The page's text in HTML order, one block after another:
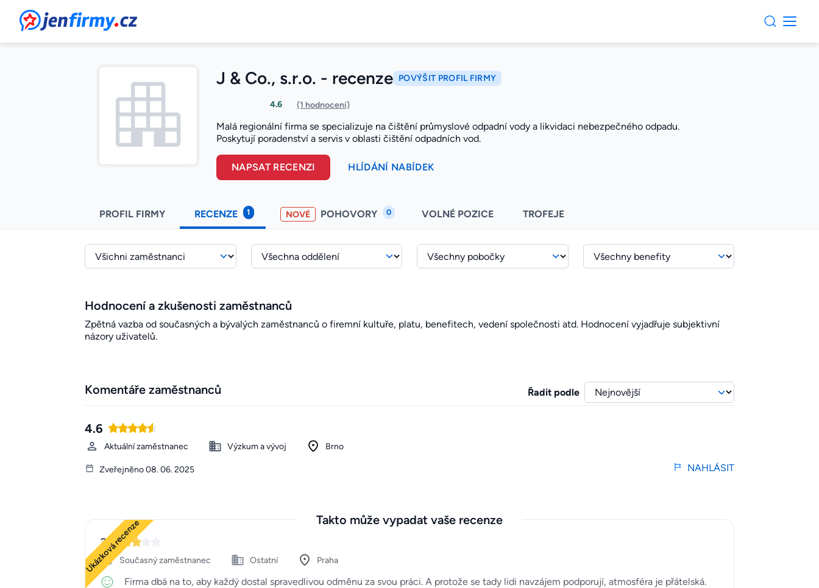
JenFirmy.cz
J & Co., s.r.o. - recenze POVÝŠIT PROFIL FIRMY
4.6 (1 hodnocení)
Malá regionální firma se specializuje na čištění průmyslové odpadní vody a likvidaci nebezpečného odpadu.
Poskytují poradenství a servis v oblasti čištění odpadních vod.
NAPSAT RECENZI HLÍDÁNÍ NABÍDEK
PROFIL FIRMY RECENZE 1 NOVÉ POHOVORY 0 VOLNÉ POZICE TROFEJE
Hodnocení a zkušenosti zaměstnanců
Zpětná vazba od současných a bývalých zaměstnanců o firemní kultuře, platu, benefitech, vedení společnosti atd. Hodnocení vyjadřuje subjektivní
názory uživatelů.
Komentáře zaměstnanců Řadit podle
4.6
Aktuální zaměstnanec Výzkum a vývoj Brno
Zveřejněno 08. 06. 2025 NAHLÁSIT
Takto může vypadat vaše recenze
Ukázková recenze
3
Současný zaměstnanec Ostatní Praha
Firma dbá na to, aby každý dostal spravedlivou odměnu za svou práci. A protože se tady lidi navzájem podporují, atmosféra je přátelská.